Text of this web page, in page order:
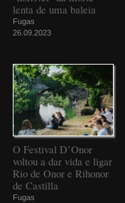
lenta de uma baleia
Fugas
26.09.2023
O Festival D’Onor
voltou a dar vida e ligar
Rio de Onor e Rihonor
de Castilla
Fugas